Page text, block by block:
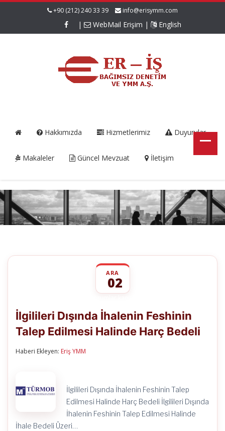
+90 (212) 240 33 39 info@erisymm.com
| WebMail Erişim | English
Hakkımızda Hizmetlerimiz Duyurular
Makaleler Güncel Mevzuat İletişim
ARA
02
İhalenin
Feshinin
Talep
İlgilileri Dışında İhalenin Feshinin
Talep Edilmesi Halinde Harç Bedeli
Haberi Ekleyen: Eriş YMM
İlgilileri Dışında İhalenin Feshinin Talep
Edilmesi Halinde Harç Bedeli İlgilileri Dışında
İhalenin Feshinin Talep Edilmesi Halinde
İhale Bedeli Üzeri…